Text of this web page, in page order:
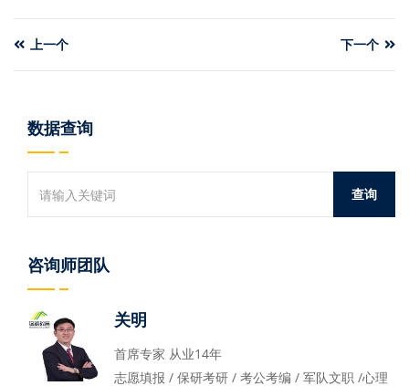
上一个 下一个
数据查询
咨询师团队
关明
首席专家 从业14年
志愿填报 / 保研考研 / 考公考编 / 军队文职 /心理